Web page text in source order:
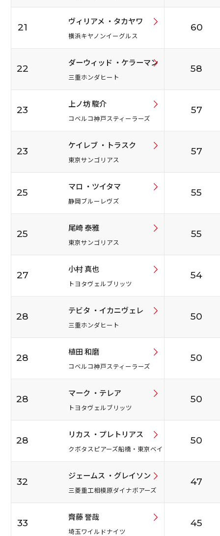
21
ヴィリアメ ・タカヤワ
横浜キヤノンイーグルス
60
22
ダーウィッド ・ケラーマン
三重ホンダヒート
58
23
上ノ坊 駿介
コベルコ神戸スティーラーズ
57
23
ケイレブ ・トラスク
東京サンゴリアス
57
25
マロ ・ツイタマ
静岡ブルーレヴズ
55
25
尾崎 泰雅
東京サンゴリアス
55
27
小村 真也
トヨタヴェルブリッツ
54
28
テビタ ・イカニヴェレ
三重ホンダヒート
50
28
植田 和磨
コベルコ神戸スティーラーズ
50
28
マーク ・テレア
トヨタヴェルブリッツ
50
28
リカス ・プレトリアス
クボタスピアーズ船橋・東京ベイ
50
32
ジェームス ・グレイソン
三菱重工相模原ダイナボアーズ
47
33
齊藤 誉哉
埼玉ワイルドナイツ
45